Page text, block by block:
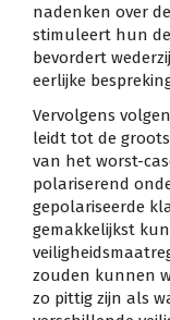
nadenken over
stimuleert hun
bevordert
eerlijke
Vervolgens
leidt tot de
van het worst-
polariserend
gepolariseerde
gemakkelijkst
zouden kunnen
zo pittig zijn als